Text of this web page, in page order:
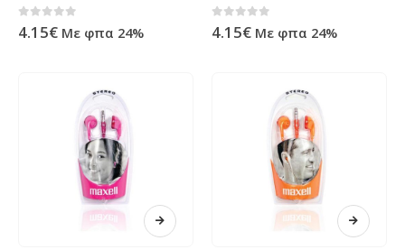
0out of 5
4.15€ Με φπα 24% 0out of 5
4.15€ Με φπα 24%